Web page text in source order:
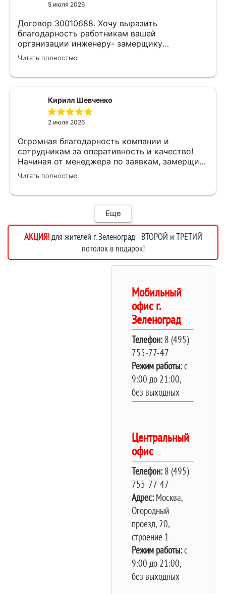
5 июля 2026
Договор 30010688. Хочу выразить
благодарность работникам вашей
организации инженеру- замерщику
Кулабухову Николаю,и мастеру монтажа Илье
.Спасибо за проделанную работу и
быстро,качественно,профессионально сделал
свою работу,убрал за собой ,что очень
приятно.Мне все понравилось .Хорошая
Читать полностью
Кирилл Шевченко
2 июля 2026
Огромная благодарность компании и
сотрудникам за оперативность и качество!
Начиная от менеджера по заявкам, замерщика
и установщиков. Объяснили про полотно и
системы монтажа, дали выбор, сделали
Читать полностью
Еще
АКЦИЯ!для жителей г. Зеленоград - ВТОРОЙ и ТРЕТИЙ
потолок в подарок!
Мобильный
офис г.
Зеленоград
Телефон: 8 (495)
755-77-47
Режим работы:c
9:00 до 21:00,
без выходных
Центральный
офис
Телефон: 8 (495)
755-77-47
Адрес: Москва,
Огородный
проезд, 20,
строение 1
Режим работы:c
9:00 до 21:00,
без выходных